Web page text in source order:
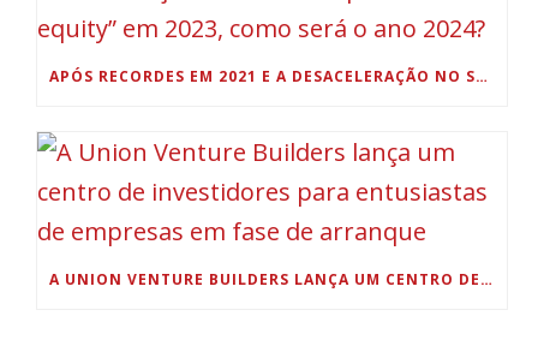
APÓS RECORDES EM 2021 E A DESACELERAÇÃO NO SETOR DE “PRIVATE EQUITY” EM 2023, COMO SERÁ O ANO 2024?
A UNION VENTURE BUILDERS LANÇA UM CENTRO DE INVESTIDORES PARA ENTUSIASTAS DE EMPRESAS EM FASE DE ARRANQUE